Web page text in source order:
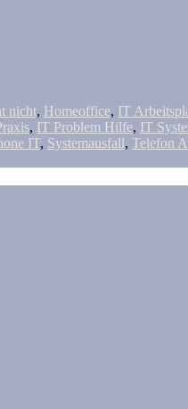
nicht, Homeoffice, IT
, IT Problem Hilfe, IT
IT, Systemausfall, Telefon